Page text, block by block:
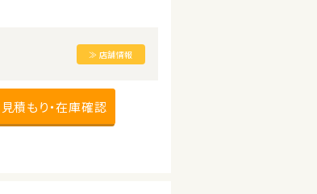
≫ 店舗情報
見積もり・在庫確認